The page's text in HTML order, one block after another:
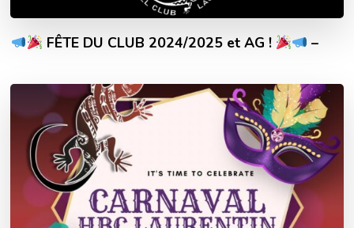
FÊTE DU CLUB 2024/2025 et AG ! –